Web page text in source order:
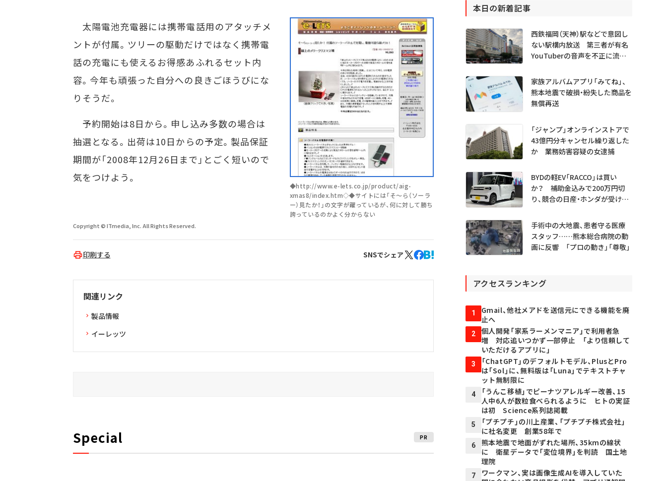
◆http://www.e-lets.co.jp/product/aig-
xmas8/index.htm◇◆サイトには「そ～ら（ソーラ
ー）見たか！」の文字が躍っているが、何に対して勝ち
誇っているのかよく分からない
太陽電池充電器には携帯電話用のアタッチメ
ントが付属。ツリーの駆動だけではなく携帯電
話の充電にも使えるお得感あふれるセット内
容。今年も頑張った自分への良きごほうびにな
りそうだ。
予約開始は8日から。申し込み多数の場合は
抽選となる。出荷は10日からの予定。製品保証
期間が「2008年12月26日まで」とごく短いので
気をつけよう。
Copyright © ITmedia, Inc. All Rights Reserved.
印刷する SNSでシェア
関連リンク
製品情報
イーレッツ
Special PR
本日の新着記事
西鉄福岡（天神）駅などで意図し
ない駅構内放送 第三者が有名
YouTuberの音声を不正に流し
家族アルバムアプリ「みてね」、
熊本地震で破損・紛失した商品を
無償再送
「ジャンプ」オンラインストアで
43億円分キャンセル繰り返した
か 業務妨害容疑の女逮捕
BYDの軽EV「RACCO」は買い
か？ 補助金込みで200万円切
り、競合の日産・ホンダが受ける
手術中の大地震、患者守る医療
スタッフ……熊本総合病院の動
画に反響 「プロの動き」「尊敬」
アクセスランキング
1
Gmail、他社メアドを送信元にできる機能を廃
止へ
2
個人開発「家系ラーメンマニア」で利用者急
増 対応追いつかず一部停止 「より信頼して
いただけるアプリに」
3
「ChatGPT」のデフォルトモデル、PlusとPro
は「Sol」に、無料版は「Luna」でテキストチャ
ット無制限に
4
「うんこ移植」でピーナツアレルギー改善、15
人中6人が数粒食べられるように ヒトの実証
は初 Science系列誌掲載
5
「プチプチ」の川上産業、「プチプチ株式会社」
に社名変更 創業58年で
6
熊本地震で地面がずれた場所、35kmの線状
に 衛星データで「変位境界」を判読 国土地
理院
7
ワークマン、実は画像生成AIを導入していた